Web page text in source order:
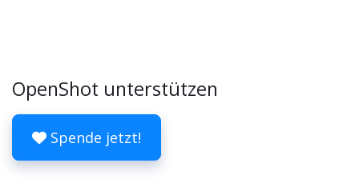
OpenShot unterstützen
Spende jetzt!